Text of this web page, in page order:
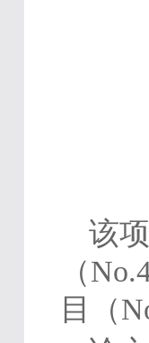
该
（
目（